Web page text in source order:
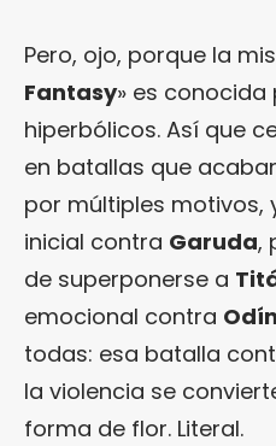
Pero, ojo, porque la
Fantasy» es conocida
hiperbólicos. Así que
en batallas que
por múltiples motivos,
inicial contra Garuda,
de superponerse a
emocional contra Odín
todas: esa batalla
la violencia se
forma de flor. Literal.